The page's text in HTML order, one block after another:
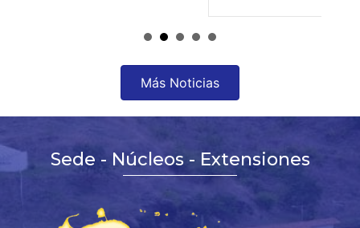
Más Noticias
Sede - Núcleos - Extensiones